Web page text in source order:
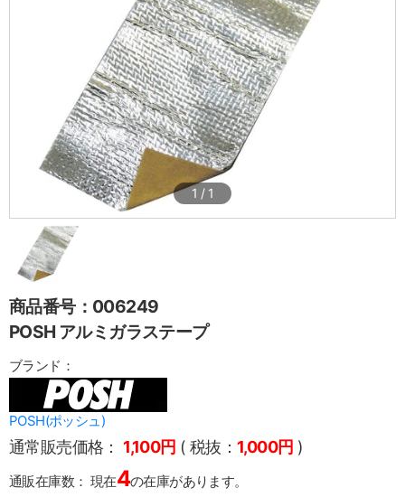
1 / 1
商品番号：006249
POSH アルミガラステープ
ブランド：
POSH(ポッシュ)
通常販売価格： 1,100円 ( 税抜： 1,000円 )
通販在庫数： 現在4の在庫があります。